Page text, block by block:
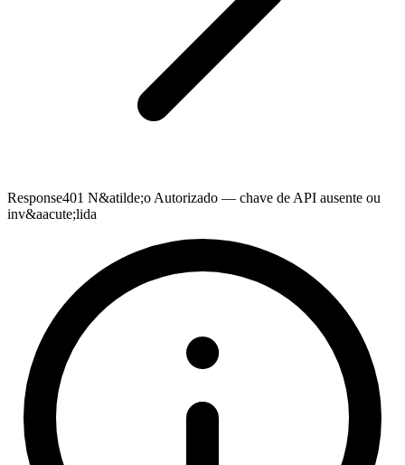
Response401 N&atilde;o Autorizado — chave de API ausente ou
inv&aacute;lida